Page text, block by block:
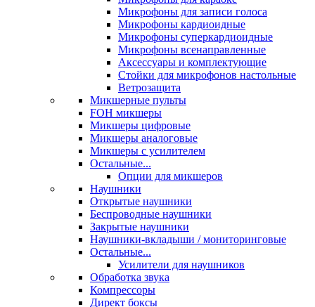
Микрофоны для записи голоса
Микрофоны кардиоидные
Микрофоны суперкардиоидные
Микрофоны всенаправленные
Аксессуары и комплектующие
Стойки для микрофонов настольные
Ветрозащита
Микшерные пульты
FOH микшеры
Микшеры цифровые
Микшеры аналоговые
Микшеры с усилителем
Остальные...
Опции для микшеров
Наушники
Открытые наушники
Беспроводные наушники
Закрытые наушники
Наушники-вкладыши / мониторинговые
Остальные...
Усилители для наушников
Обработка звука
Компрессоры
Директ боксы